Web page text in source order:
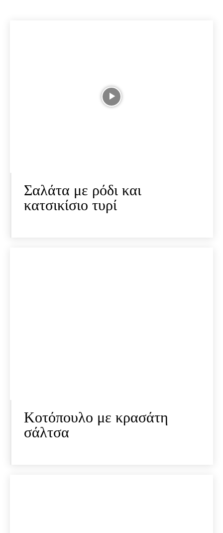
Σαλάτα με ρόδι και
κατσικίσιο τυρί
Κοτόπουλο με κρασάτη
σάλτσα